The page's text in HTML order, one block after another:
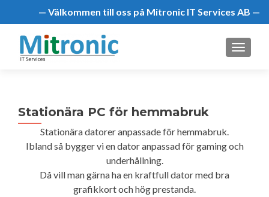
— Välkommen till oss på Mitronic IT Services AB —
MENU
Stationära PC för hemmabruk
Stationära datorer anpassade för hemmabruk.
Ibland så bygger vi en dator anpassad för gaming och
underhållning.
Då vill man gärna ha en kraftfull dator med bra
grafikkort och hög prestanda.